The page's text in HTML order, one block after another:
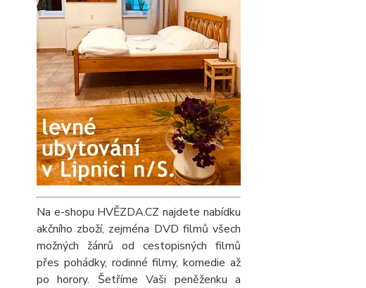
Na e-shopu HVĚZDA.CZ najdete nabídku
akčního zboží, zejména DVD filmů všech
možných žánrů od cestopisných filmů
přes pohádky, rodinné filmy, komedie až
po horory. Šetříme Vaši peněženku a